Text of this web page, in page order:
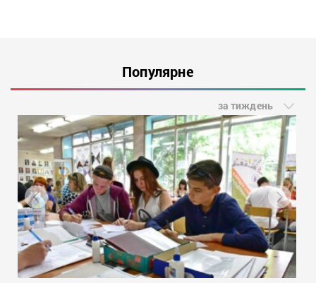
Популярне
за тиждень